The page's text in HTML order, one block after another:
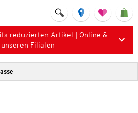
reduzierten Artikel | Online &
Filialen